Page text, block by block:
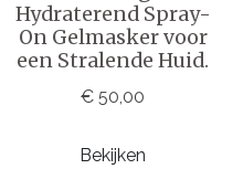
Hydraterend Spray-
On Gelmasker voor
een Stralende Huid.
€ 50,00
Bekijken